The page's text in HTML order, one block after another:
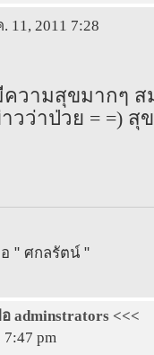
11, 2011 7:28
วามสุขมากๆ ส
วว่าป่วย = =) สุ
" ศกลรัตน์ "
adminstrators <<<
pm